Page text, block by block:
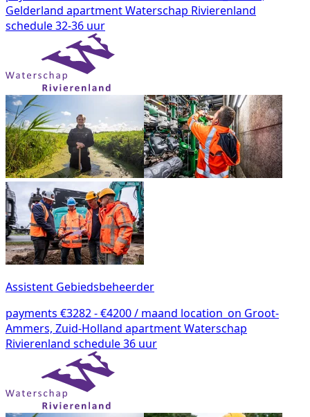
Gelderland apartmentWaterschap Rivierenland
schedule32-36 uur
Assistent Gebiedsbeheerder
payments €3282 - €4200 / maand location_on Groot-
Ammers, Zuid-Holland apartmentWaterschap
Rivierenland schedule36 uur